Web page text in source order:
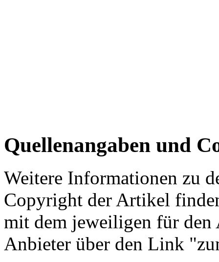
Quellenangaben und
Weitere Informationen zu
Copyright der Artikel
mit dem jeweiligen für
Anbieter über den Link